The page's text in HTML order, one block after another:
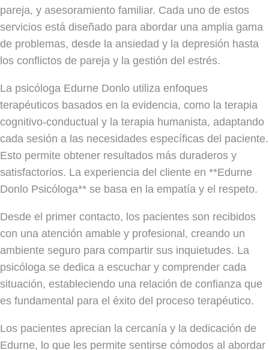
pareja, y asesoramiento familiar. Cada uno de estos
servicios está diseñado para abordar una amplia gama
de problemas, desde la ansiedad y la depresión hasta
los conflictos de pareja y la gestión del estrés.
La psicóloga Edurne Donlo utiliza enfoques
terapéuticos basados en la evidencia, como la terapia
cognitivo-conductual y la terapia humanista, adaptando
cada sesión a las necesidades específicas del paciente.
Esto permite obtener resultados más duraderos y
satisfactorios. La experiencia del cliente en **Edurne
Donlo Psicóloga** se basa en la empatía y el respeto.
Desde el primer contacto, los pacientes son recibidos
con una atención amable y profesional, creando un
ambiente seguro para compartir sus inquietudes. La
psicóloga se dedica a escuchar y comprender cada
situación, estableciendo una relación de confianza que
es fundamental para el éxito del proceso terapéutico.
Los pacientes aprecian la cercanía y la dedicación de
Edurne, lo que les permite sentirse cómodos al abordar